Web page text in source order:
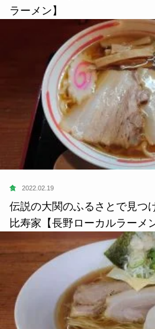
ラーメン】
食 2022.02.19
伝説の大関のふるさとで見つ
比寿家【長野ローカルラーメ